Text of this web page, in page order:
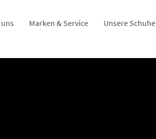
Marken & Service Unsere Schuhe